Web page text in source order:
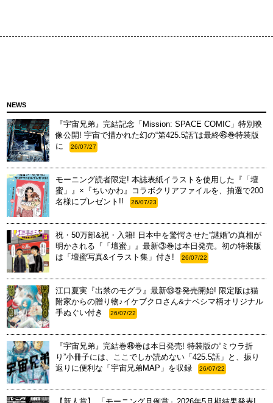
NEWS
『宇宙兄弟』完結記念「Mission: SPACE COMIC」特別映
像公開! 宇宙で描かれた幻の“第425.5話”は最終㊻巻特装版
に
26/07/27
モーニング読者限定! 本誌表紙イラストを使用した『「壇
蜜」』×『ちいかわ』コラボクリアファイルを、抽選で200
名様にプレゼント!!
26/07/23
祝・50万部&祝・入籍! 日本中を驚愕させた“謎婚”の真相が
明かされる『「壇蜜」』最新③巻は本日発売。初の特装版
は「壇蜜写真&イラスト集」付き!
26/07/22
江口夏実『出禁のモグラ』最新⑬巻発売開始! 限定版は猫
附家からの贈り物♪イケブクロさん&ナベシマ柄オリジナル
手ぬぐい付き
26/07/22
『宇宙兄弟』完結巻㊻巻は本日発売! 特装版の“ミウラ折
り”小冊子には、ここでしか読めない「425.5話」と、振り
返りに便利な「宇宙兄弟MAP」を収録
26/07/22